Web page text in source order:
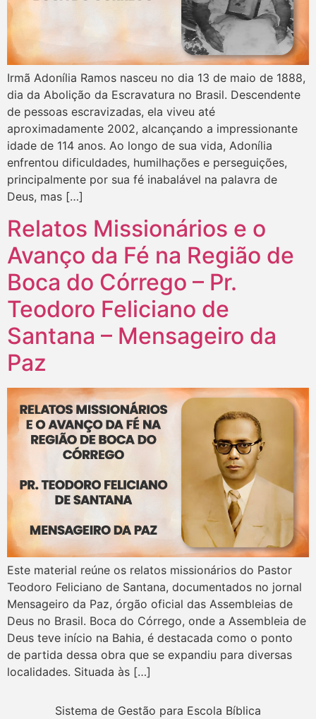
Irmã Adonília Ramos nasceu no dia 13 de maio de 1888,
dia da Abolição da Escravatura no Brasil. Descendente
de pessoas escravizadas, ela viveu até
aproximadamente 2002, alcançando a impressionante
idade de 114 anos. Ao longo de sua vida, Adonília
enfrentou dificuldades, humilhações e perseguições,
principalmente por sua fé inabalável na palavra de
Deus, mas […]
Relatos Missionários e o
Avanço da Fé na Região de
Boca do Córrego – Pr.
Teodoro Feliciano de
Santana – Mensageiro da
Paz
Este material reúne os relatos missionários do Pastor
Teodoro Feliciano de Santana, documentados no jornal
Mensageiro da Paz, órgão oficial das Assembleias de
Deus no Brasil. Boca do Córrego, onde a Assembleia de
Deus teve início na Bahia, é destacada como o ponto
de partida dessa obra que se expandiu para diversas
localidades. Situada às […]
Sistema de Gestão para Escola Bíblica